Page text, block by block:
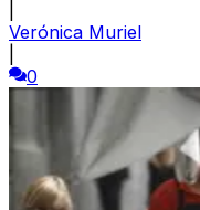
Verónica Muriel
0